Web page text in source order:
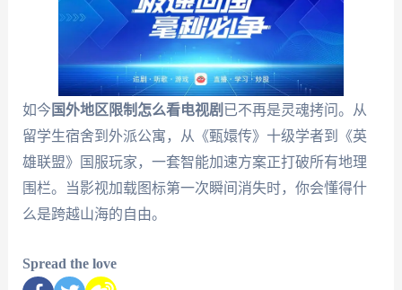
如今国外地区限制怎么看电视剧 已不再是灵魂拷问。从
留学生宿舍到外派公寓，从《甄嬛传》十级学者到《英
雄联盟》国服玩家，一套智能加速方案正打破所有地理
围栏。当影视加载图标第一次瞬间消失时，你会懂得什
么是跨越山海的自由。
Spread the love